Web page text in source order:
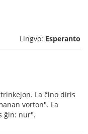
Lingvo: Esperanto
La ĉino diris
vorton". La
ĝin: nur".